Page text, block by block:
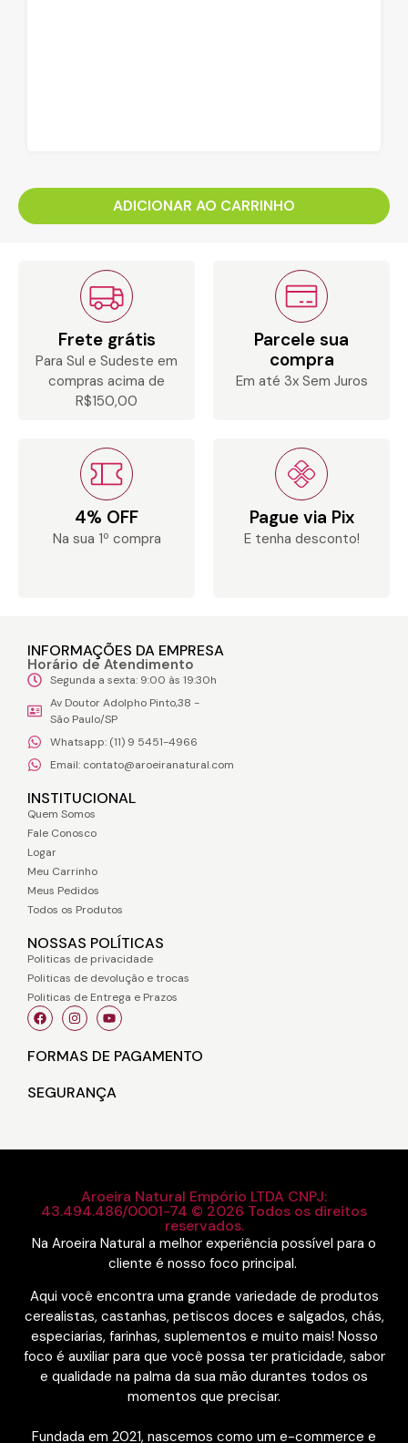
ADICIONAR AO CARRINHO
Frete grátis
Para Sul e Sudeste em
compras acima de
R$150,00
Parcele sua
compra
Em até 3x Sem Juros
4% OFF
Na sua 1º compra
Pague via Pix
E tenha desconto!
INFORMAÇÕES DA EMPRESA
Horário de Atendimento
Segunda a sexta: 9:00 às 19:30h
Av Doutor Adolpho Pinto,38 -
São Paulo/SP
Whatsapp: (11) 9 5451-4966
Email: contato@aroeiranatural.com
INSTITUCIONAL
Quem Somos
Fale Conosco
Logar
Meu Carrinho
Meus Pedidos
Todos os Produtos
NOSSAS POLÍTICAS
Politicas de privacidade
Politicas de devolução e trocas
Politicas de Entrega e Prazos
FORMAS DE PAGAMENTO
SEGURANÇA
Aroeira Natural Empório LTDA CNPJ:
43.494.486/0001-74 © 2026 Todos os direitos
reservados.
Na Aroeira Natural a melhor experiência possível para o
cliente é nosso foco principal.
Aqui você encontra uma grande variedade de produtos
cerealistas, castanhas, petiscos doces e salgados, chás,
especiarias, farinhas, suplementos e muito mais! Nosso
foco é auxiliar para que você possa ter praticidade, sabor
e qualidade na palma da sua mão durantes todos os
momentos que precisar.
Fundada em 2021, nascemos como um e-commerce e